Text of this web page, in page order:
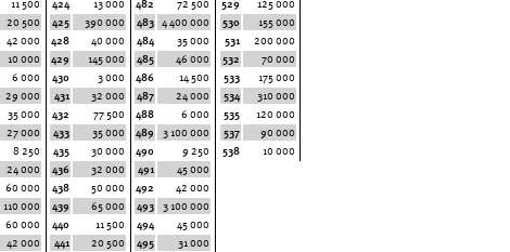
11 500
20 500
42 000
10 000
6 000
29 000
35 000
27 000
8 250
24 000
60 000
110 000
60 000
42 000
424
13 000
425
390 000
428
40 000
429
145 000
430
3 000
431
32 000
432
77 500
433
35 000
435
30 000
436
32 000
438
50 000
439
65 000
440
11 500
441
20 500
482
72 500
483 4 400 000
484
35 000
485
46 000
486
14 500
487
24 000
488
6 000
489
3 100 000
490
9 250
491
45 000
492
42 000
493
3 100 000
494
45 000
495
31 000
529
125 000
530
155 000
531
200 000
532
70 000
533
175 000
534
310 000
535
120 000
537
90 000
538
10 000